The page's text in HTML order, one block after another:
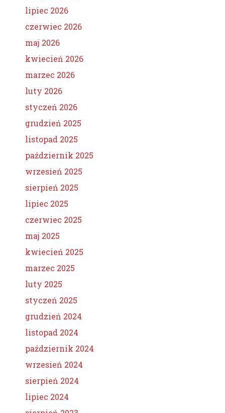
lipiec 2026
czerwiec 2026
maj 2026
kwiecień 2026
marzec 2026
luty 2026
styczeń 2026
grudzień 2025
listopad 2025
październik 2025
wrzesień 2025
sierpień 2025
lipiec 2025
czerwiec 2025
maj 2025
kwiecień 2025
marzec 2025
luty 2025
styczeń 2025
grudzień 2024
listopad 2024
październik 2024
wrzesień 2024
sierpień 2024
lipiec 2024